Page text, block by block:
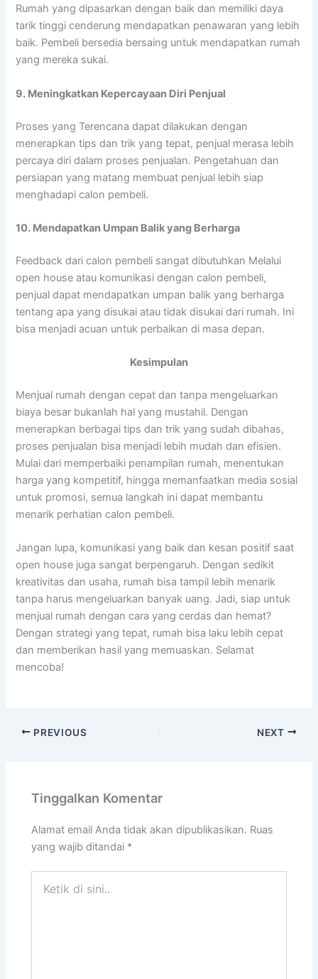
Rumah yang dipasarkan dengan baik dan memiliki daya
tarik tinggi cenderung mendapatkan penawaran yang lebih
baik. Pembeli bersedia bersaing untuk mendapatkan rumah
yang mereka sukai.
9. Meningkatkan Kepercayaan Diri Penjual
Proses yang Terencana dapat dilakukan dengan
menerapkan tips dan trik yang tepat, penjual merasa lebih
percaya diri dalam proses penjualan. Pengetahuan dan
persiapan yang matang membuat penjual lebih siap
menghadapi calon pembeli.
10. Mendapatkan Umpan Balik yang Berharga
Feedback dari calon pembeli sangat dibutuhkan Melalui
open house atau komunikasi dengan calon pembeli,
penjual dapat mendapatkan umpan balik yang berharga
tentang apa yang disukai atau tidak disukai dari rumah. Ini
bisa menjadi acuan untuk perbaikan di masa depan.
Kesimpulan
Menjual rumah dengan cepat dan tanpa mengeluarkan
biaya besar bukanlah hal yang mustahil. Dengan
menerapkan berbagai tips dan trik yang sudah dibahas,
proses penjualan bisa menjadi lebih mudah dan efisien.
Mulai dari memperbaiki penampilan rumah, menentukan
harga yang kompetitif, hingga memanfaatkan media sosial
untuk promosi, semua langkah ini dapat membantu
menarik perhatian calon pembeli.
Jangan lupa, komunikasi yang baik dan kesan positif saat
open house juga sangat berpengaruh. Dengan sedikit
kreativitas dan usaha, rumah bisa tampil lebih menarik
tanpa harus mengeluarkan banyak uang. Jadi, siap untuk
menjual rumah dengan cara yang cerdas dan hemat?
Dengan strategi yang tepat, rumah bisa laku lebih cepat
dan memberikan hasil yang memuaskan. Selamat
mencoba!
PREVIOUS NEXT
Tinggalkan Komentar
Alamat email Anda tidak akan dipublikasikan. Ruas
yang wajib ditandai *